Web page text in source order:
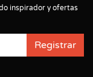
inspirador y ofertas
Registrar